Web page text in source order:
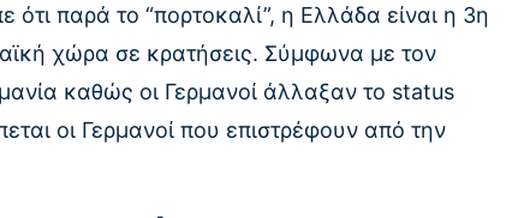
παρά το “πορτοκαλί”, η Ελλάδα είναι η 3η
χώρα σε κρατήσεις. Σύμφωνα με τον
καθώς οι Γερμανοί άλλαξαν το status
οι Γερμανοί που επιστρέφουν από την